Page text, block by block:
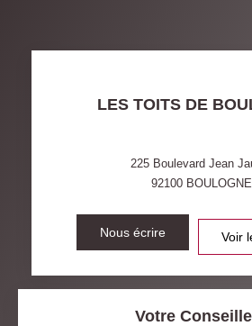
VOITURE
RÉSULTATS DES LYCÉES ECOLES
RESTAURANTS ET CAFÉS
MÉDECINS
LES TOITS DE
225 Boulevard Jean
92100 BOULOGNE
Nous écrire Voir
Votre